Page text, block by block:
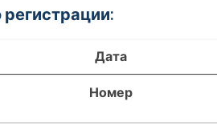
регистрации:
Дата
Номер